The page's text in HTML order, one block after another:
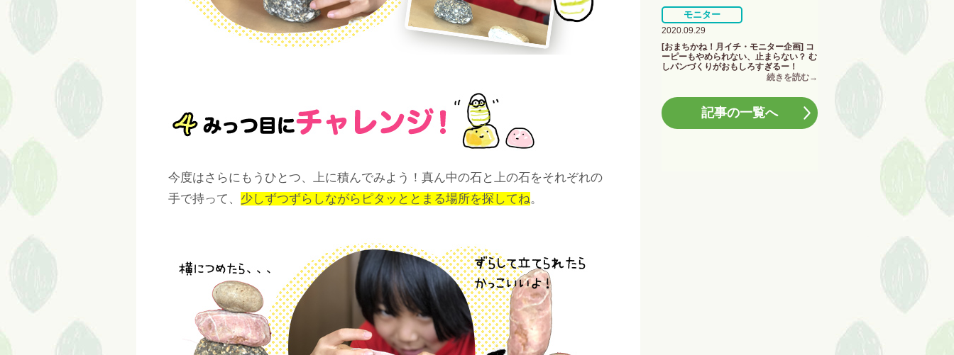
今度はさらにもうひとつ、上に積んでみよう！真ん中の石と上の石をそれぞれの
手で持って、 少しずつずらしながらピタッととまる場所を探してね。
モニター
2020.09.29
[おまちかね！月イチ・モニター企画] コ
ーピーもやめられない、止まらない？ む
しパンづくりがおもしろすぎるー！
記事の一覧へ